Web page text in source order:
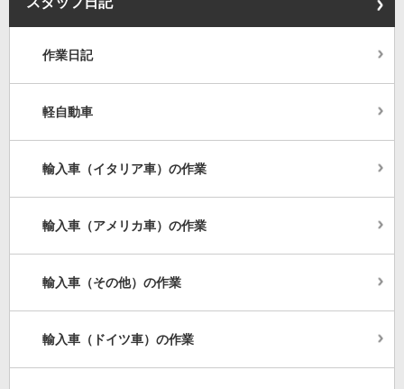
作業日記
軽自動車
輸入車（イタリア車）の作業
輸入車（アメリカ車）の作業
輸入車（その他）の作業
輸入車（ドイツ車）の作業